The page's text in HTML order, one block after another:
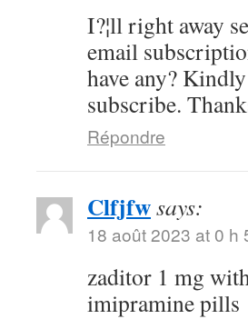
I?¦ll right away
email
have any?
subscribe.
Répondre
Clfjfwsays:
18 août 2023 at 0 h
zaditor 1 mg
imipramine pills